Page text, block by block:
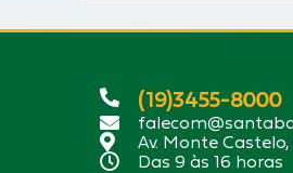
(19)3455-8000
Av. Monte
Das 9 às 16 horas